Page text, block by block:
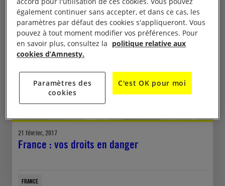
21 février, 2017
France : vos droits en danger
FRANCE
également continuer sans accepter, et dans ce cas, les
paramètres par défaut des cookies s'appliqueront. Vous
pouvez à tout moment modifier vos préférences. Pour
en savoir plus, consultez la politique relative aux
cookies d’Amnesty.
Paramètres des
cookies
C'est OK pour moi